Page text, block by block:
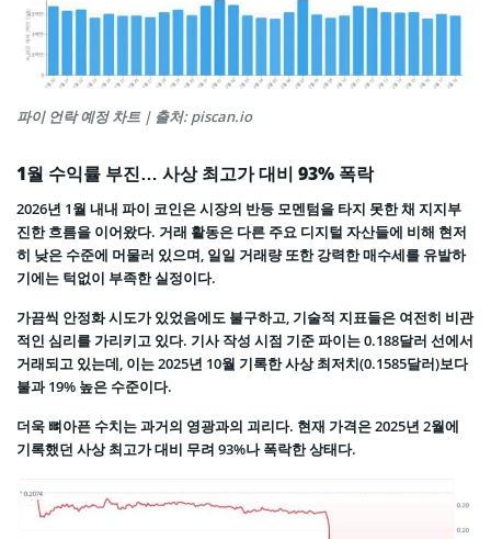
파이 언락 예정 차트 | 출처: piscan.io
1월 수익률 부진… 사상 최고가 대비 93% 폭락
2026년 1월 내내 파이 코인은 시장의 반등 모멘텀을 타지 못한 채 지지부
진한 흐름을 이어왔다. 거래 활동은 다른 주요 디지털 자산들에 비해 현저
히 낮은 수준에 머물러 있으며, 일일 거래량 또한 강력한 매수세를 유발하
기에는 턱없이 부족한 실정이다.
가끔씩 안정화 시도가 있었음에도 불구하고, 기술적 지표들은 여전히 비관
적인 심리를 가리키고 있다. 기사 작성 시점 기준 파이는 0.188달러 선에서
거래되고 있는데, 이는 2025년 10월 기록한 사상 최저치(0.1585달러)보다
불과 19% 높은 수준이다.
더욱 뼈아픈 수치는 과거의 영광과의 괴리다. 현재 가격은 2025년 2월에
기록했던 사상 최고가 대비 무려 93%나 폭락한 상태다.